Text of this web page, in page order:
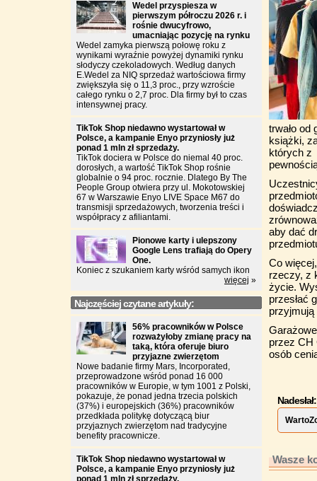
trwało od
książki,
których z
aby dać
Co
rzeczy, z
życie.
przesłać
przyjmują
przez CH
osób
Nadesłał:
Wasze
Wedel przyspiesza w
pierwszym półroczu 2026 r. i
rośnie dwucyfrowo,
umacniając pozycję na rynku
Wedel zamyka pierwszą połowę roku z
wynikami wyraźnie powyżej dynamiki rynku
słodyczy czekoladowych. Według danych
E.Wedel za NIQ sprzedaż wartościowa firmy
zwiększyła się o 11,3 proc., przy wzroście
całego rynku o 2,7 proc. Dla firmy był to czas
intensywnej pracy.
TikTok Shop niedawno wystartował w
Polsce, a kampanie Enyo przyniosły już
ponad 1 mln zł sprzedaży.
TikTok dociera w Polsce do niemal 40 proc.
dorosłych, a wartość TikTok Shop rośnie
globalnie o 94 proc. rocznie. Dlatego By The
People Group otwiera przy ul. Mokotowskiej
67 w Warszawie Enyo LIVE Space M67 do
transmisji sprzedażowych, tworzenia treści i
współpracy z afiliantami.
Pionowe karty i ulepszony
Google Lens trafiają do Opery
One.
Koniec z szukaniem karty wśród samych ikon
więcej »
Najczęściej czytane artykuły:
56% pracowników w Polsce
rozważyłoby zmianę pracy na
taką, która oferuje biuro
przyjazne zwierzętom
Nowe badanie firmy Mars, Incorporated,
przeprowadzone wśród ponad 16 000
pracowników w Europie, w tym 1001 z Polski,
pokazuje, że ponad jedna trzecia polskich
(37%) i europejskich (36%) pracowników
przedkłada politykę dotyczącą biur
przyjaznych zwierzętom nad tradycyjne
benefity pracownicze.
TikTok Shop niedawno wystartował w
Polsce, a kampanie Enyo przyniosły już
ponad 1 mln zł sprzedaży.